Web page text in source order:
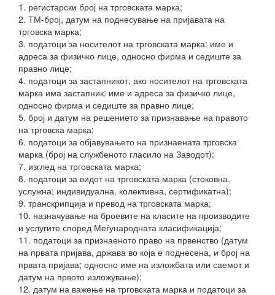
1. регистарски број на трговската марка;
2. ТМ-број, датум на поднесување на пријавата на
трговска марка;
3. податоци за носителот на трговската марка: име и
адреса за физичко лице, односно фирма и седиште за
правно лице;
4. податоци за застапникот, ако носителот на трговската
марка има застапник: име и адреса за физичко лице,
односно фирма и седиште за правно лице;
5. број и датум на решението за признавање на правото
на трговска марка;
6. податоци за објавувањето на признаената трговска
марка (број на службеното гласило на Заводот);
7. изглед на трговската марка;
8. податоци за видот на трговската марка (стоковна,
услужна; индивидуална, колективна, сертификатна);
9. транскрипција и превод на трговската марка;
10. назначување на броевите на класите на производите
и услугите според Меѓународната класификација;
11. податоци за признаеното право на првенство (датум
на првата пријава, држава во која е поднесена, и број на
првата пријава; односно име на изложбата или саемот и
датум на првото изложување);
12. датум на важење на трговската марка и податоци за